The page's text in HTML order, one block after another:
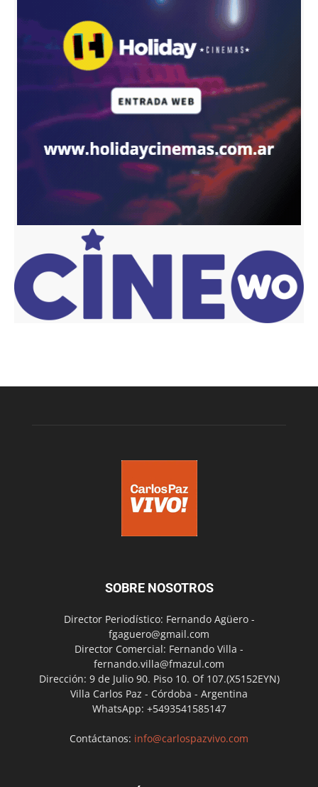
SOBRE NOSOTROS
Director Periodístico: Fernando Agüero -
fgaguero@gmail.com
Director Comercial: Fernando Villa -
fernando.villa@fmazul.com
Dirección: 9 de Julio 90. Piso 10. Of 107.(X5152EYN)
Villa Carlos Paz - Córdoba - Argentina
WhatsApp: +5493541585147
Contáctanos: info@carlospazvivo.com